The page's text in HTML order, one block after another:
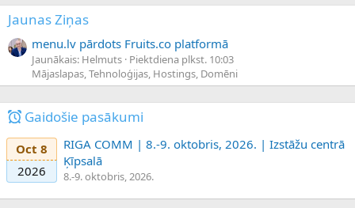
Jaunas Ziņas
menu.lv pārdots Fruits.co platformā
Jaunākais: Helmuts Piektdiena plkst. 10:03
Mājaslapas, Tehnoloģijas, Hostings, Domēni
Gaidošie pasākumi
Oct 8
2026
RIGA COMM | 8.-9. oktobris, 2026. | Izstāžu centrā
Ķīpsalā
8.-9. oktobris, 2026.